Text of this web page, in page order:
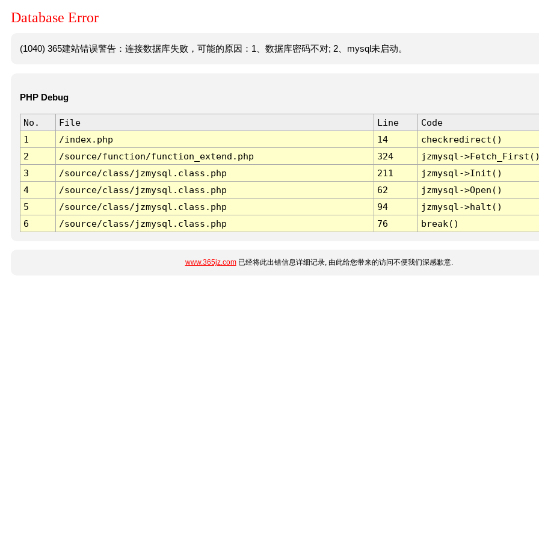
Database Error
(1040) 365建站错误警告：连接数据库失败，可能的原因：1、数据库密码不对; 2、mysql未启动。
PHP Debug
No. File Line
Code
1
/index.php 14
checkredirect()
2
/source/function/function_extend.php 324
jzmysql-
3
/source/class/jzmysql.class.php 211
jzmysql->Init()
4
/source/class/jzmysql.class.php 62
jzmysql->Open()
5
/source/class/jzmysql.class.php 94
jzmysql->halt()
6
/source/class/jzmysql.class.php 76 break()
www.365jz.com已经将此出错信息详细记录, 由此给您带来的访问不便我们深感歉意.